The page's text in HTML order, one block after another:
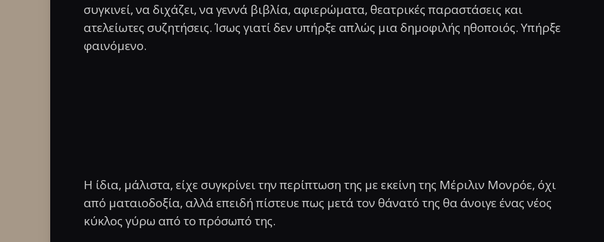
συγκινεί, να διχάζει, να γεννά βιβλία, αφιερώματα, θεατρικές παραστάσεις και
ατελείωτες συζητήσεις. Ίσως γιατί δεν υπήρξε απλώς μια δημοφιλής ηθοποιός. Υπήρξε
φαινόμενο.
Η ίδια, μάλιστα, είχε συγκρίνει την περίπτωση της με εκείνη της Μέριλιν Μονρόε, όχι
από ματαιοδοξία, αλλά επειδή πίστευε πως μετά τον θάνατό της θα άνοιγε ένας νέος
κύκλος γύρω από το πρόσωπό της.